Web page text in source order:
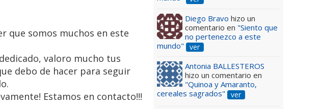
que somos muchos en este
valoro mucho tus
debo de hacer para seguir
Estamos en contacto!!!
Diego Bravo hizo un
comentario en "Siento que
no pertenezco a este
mundo"
ver
Antonia BALLESTEROS
hizo un comentario en
"Quinoa y Amaranto,
cereales sagrados"
ver